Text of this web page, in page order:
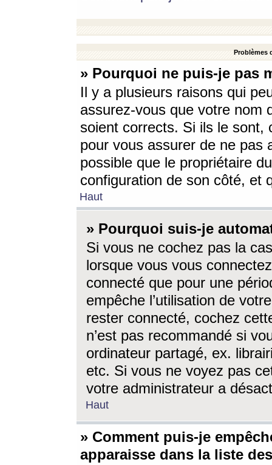
Problèmes
» Pourquoi ne puis-je pas
Il y a plusieurs raisons qui
assurez-vous que votre nom
soient corrects. Si ils le sont,
pour vous assurer de ne pas
possible que le propriétaire
configuration de son côté, et
Haut
» Pourquoi suis-je
Si vous ne cochez pas la
lorsque vous vous
connecté que pour une
empêche l’utilisation de
rester connecté, cochez
n’est pas recommandé si
ordinateur partagé, ex.
etc. Si vous ne voyez pas
votre administrateur a
Haut
» Comment puis-je
apparaisse dans la liste